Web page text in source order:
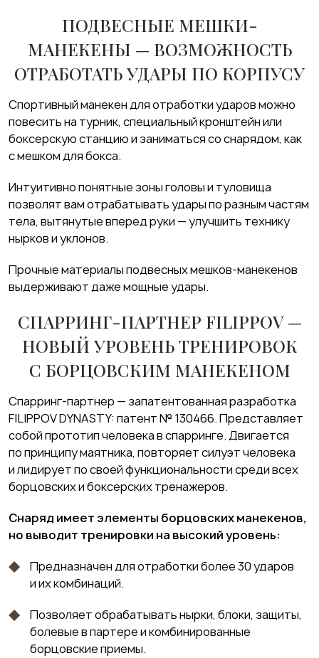
ПОДВЕСНЫЕ МЕШКИ-
МАНЕКЕНЫ — ВОЗМОЖНОСТЬ
ОТРАБОТАТЬ УДАРЫ ПО КОРПУСУ
Спортивный манекен для отработки ударов можно
повесить на турник, специальный кронштейн или
боксерскую станцию и заниматься со снарядом, как
с мешком для бокса.
Интуитивно понятные зоны головы и туловища
позволят вам отрабатывать удары по разным частям
тела, вытянутые вперед руки — улучшить технику
нырков и уклонов.
Прочные материалы подвесных мешков-манекенов
выдерживают даже мощные удары.
СПАРРИНГ-ПАРТНЕР FILIPPOV —
НОВЫЙ УРОВЕНЬ ТРЕНИРОВОК
С БОРЦОВСКИМ МАНЕКЕНОМ
Спарринг-партнер — запатентованная разработка
FILIPPOV DYNASTY: патент № 130466. Представляет
собой прототип человека в спарринге. Двигается
по принципу маятника, повторяет силуэт человека
и лидирует по своей функциональности среди всех
борцовских и боксерских тренажеров.
Снаряд имеет элементы борцовских манекенов,
но выводит тренировки на высокий уровень:
Предназначен для отработки более 30 ударов
и их комбинаций.
Позволяет обрабатывать нырки, блоки, защиты,
болевые в партере и комбинированные
борцовские приемы.